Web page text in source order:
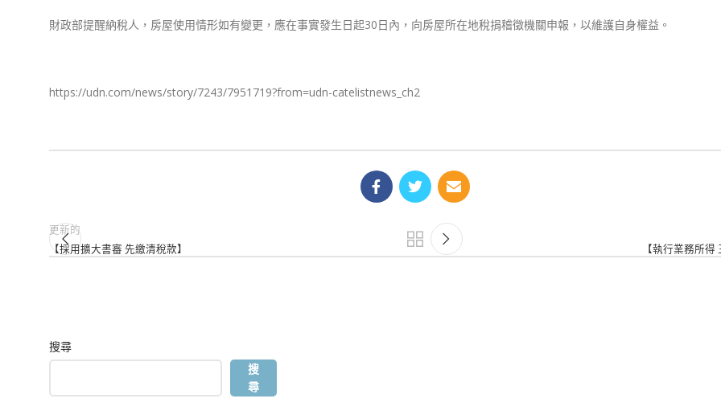
財政部提醒納稅人，房屋使用情形如有變更，應在事實發生日起30日內，向房屋所在地稅捐稽徵機關申報，以維護自身權益。
https://udn.com/news/story/7243/7951719?from=udn-catelistnews_ch2
更新的
【採用擴大書審 先繳清稅款】
【執行業務所得
搜尋
搜
尋